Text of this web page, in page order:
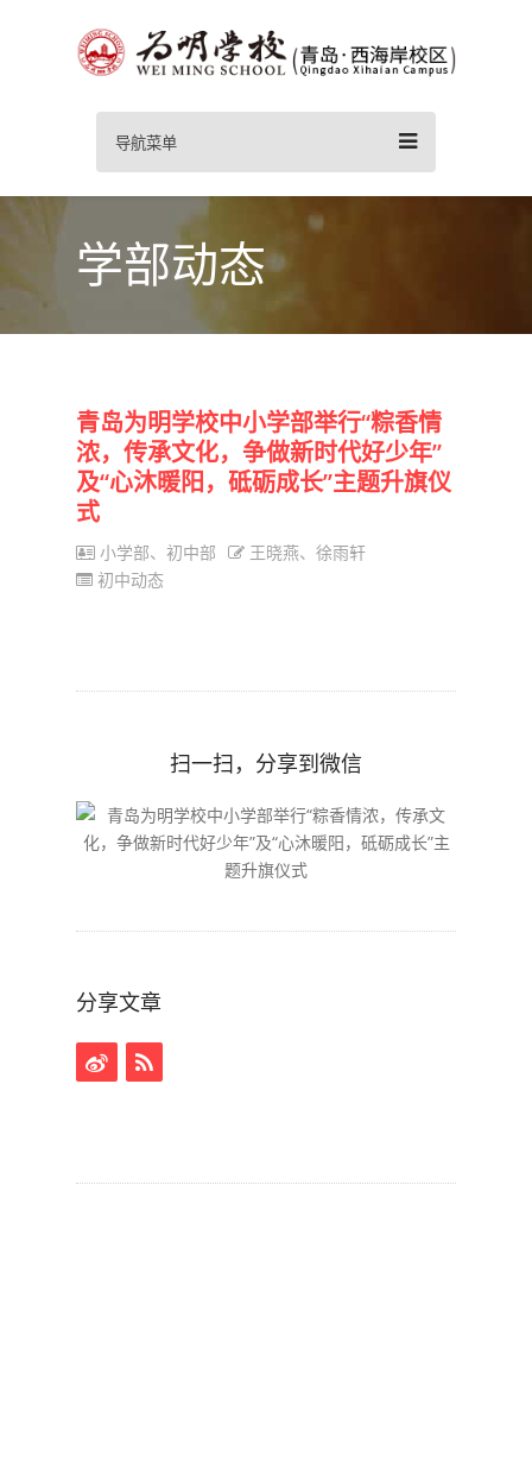
导航菜单
学部动态
青岛为明学校中小学部举行“粽香情
浓，传承文化，争做新时代好少年”
及“心沐暖阳，砥砺成长”主题升旗仪
式
小学部、初中部
王晓燕、徐雨轩
初中动态
扫一扫，分享到微信
分享文章